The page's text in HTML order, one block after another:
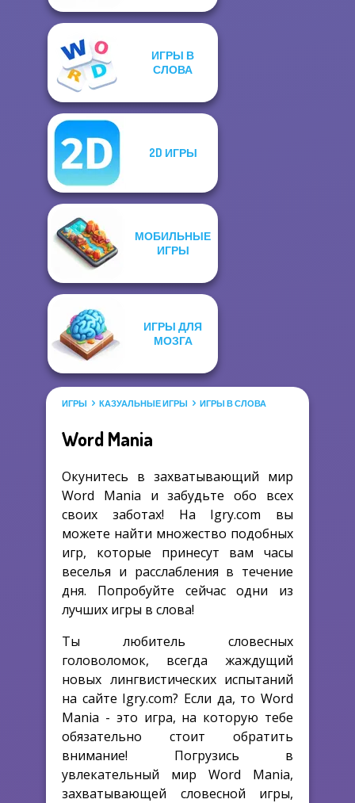
ИГРЫ В
СЛОВА
2D ИГРЫ
МОБИЛЬНЫЕ
ИГРЫ
ИГРЫ ДЛЯ
МОЗГА
ИГРЫ КАЗУАЛЬНЫЕ ИГРЫ ИГРЫ В СЛОВА
Word Mania
Окунитесь в захватывающий мир
Word Mania и забудьте обо всех
своих заботах! На Igry.com вы
можете найти множество подобных
игр, которые принесут вам часы
веселья и расслабления в течение
дня. Попробуйте сейчас одни из
лучших игры в слова!
Ты любитель словесных
головоломок, всегда жаждущий
новых лингвистических испытаний
на сайте Igry.com? Если да, то Word
Mania - это игра, на которую тебе
обязательно стоит обратить
внимание! Погрузись в
увлекательный мир Word Mania,
захватывающей словесной игры,